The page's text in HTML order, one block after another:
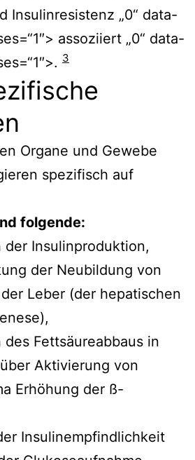
Insulinresistenz „0“ data-
assoziiert „0“ data-
3
Organe und Gewebe
spezifisch auf
folgende:
der Insulinproduktion,
der Neubildung von
Leber (der hepatischen
des Fettsäureabbaus in
Aktivierung von
Erhöhung der ß-
Insulinempfindlichkeit